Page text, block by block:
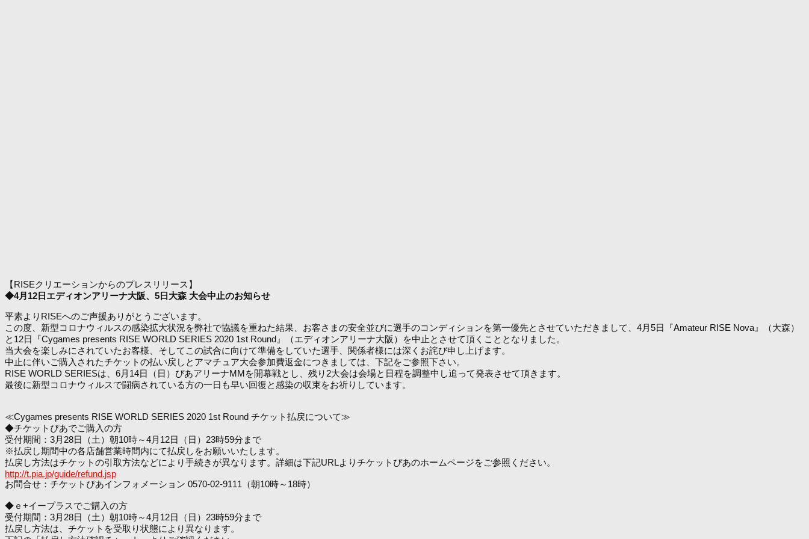
【RISEクリエーションからのプレスリリース】
◆4月12日エディオンアリーナ大阪、5日大森 大会中止のお知らせ
平素よりRISEへのご声援ありがとうございます。
この度、新型コロナウィルスの感染拡大状況を弊社で協議を重ねた結果、お客さまの安全並びに選手のコンディションを第一優先とさせていただきまして、4月5日『Amateur RISE Nova』（大森）
と12日『Cygames presents RISE WORLD SERIES 2020 1st Round』（エディオンアリーナ大阪）を中止とさせて頂くこととなりました。
当大会を楽しみにされていたお客様、そしてこの試合に向けて準備をしていた選手、関係者様には深くお詫び申し上げます。
中止に伴いご購入されたチケットの払い戻しとアマチュア大会参加費返金につきましては、下記をご参照下さい。
RISE WORLD SERIESは、6月14日（日）ぴあアリーナMMを開幕戦とし、残り2大会は会場と日程を調整中し追って発表させて頂きます。
最後に新型コロナウィルスで闘病されている方の一日も早い回復と感染の収束をお祈りしています。
≪Cygames presents RISE WORLD SERIES 2020 1st Round チケット払戻について≫
◆チケットぴあでご購入の方
受付期間：3月28日（土）朝10時～4月12日（日）23時59分まで
※払戻し期間中の各店舗営業時間内にて払戻しをお願いいたします。
払戻し方法はチケットの引取方法などにより手続きが異なります。詳細は下記URLよりチケットぴあのホームページをご参照ください。
http://t.pia.jp/guide/refund.jsp
お問合せ：チケットぴあインフォメーション 0570-02-9111（朝10時～18時）
◆ｅ+イープラスでご購入の方
受付期間：3月28日（土）朝10時～4月12日（日）23時59分まで
払戻し方法は、チケットを受取り状態により異なります。